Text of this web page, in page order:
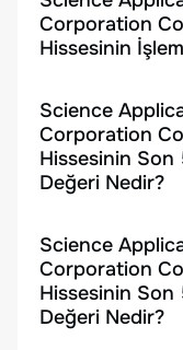
Corporation
Hissesinin
Science
Corporation
Hissesinin Son
Değeri Nedir?
Science
Corporation
Hissesinin Son
Değeri Nedir?